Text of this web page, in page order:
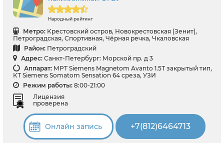
Народный рейтинг
Метро: Крестовский остров, Новокрестовская (Зенит),
Петроградская, Спортивная, Чёрная речка, Чкаловская
Район: Петроградский
Адрес: Санкт-Петербург: Морской пр. д 3
Аппарат: МРТ Siemens Magnetom Avanto 1.5Т закрытый тип,
КТ Siemens Somatom Sensation 64 среза, УЗИ
Режим работы: 8:00-21:00
Лицензия
проверена
Онлайн запись +7(812)6464713